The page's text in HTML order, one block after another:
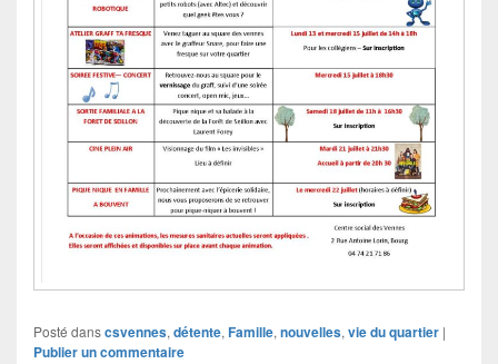
Posté danscsvennes, détente, Famille, nouvelles, vie du quartier |
Publier un commentaire